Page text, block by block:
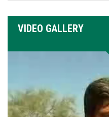
VIDEO GALLERY